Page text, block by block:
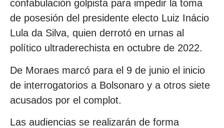
confabulación golpista para impedir la toma
de posesión del presidente electo Luiz Inácio
Lula da Silva, quien derrotó en urnas al
político ultraderechista en octubre de 2022.
De Moraes marcó para el 9 de junio el inicio
de interrogatorios a Bolsonaro y a otros siete
acusados por el complot.
Las audiencias se realizarán de forma